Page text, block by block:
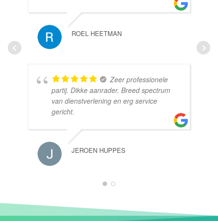
ROEL HEETMAN
Zeer professionele
partij. Dikke aanrader. Breed spectrum
van dienstverlening en erg service
gericht.
JEROEN HUPPES
1 2